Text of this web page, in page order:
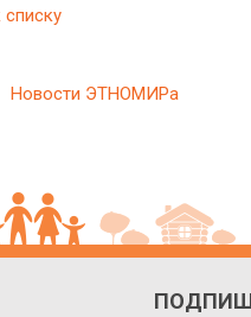
списку
Новости ЭТНОМИРа